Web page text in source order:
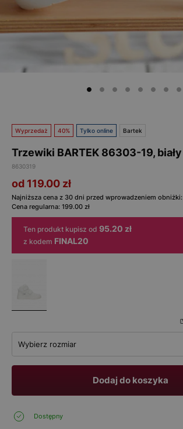
Wyprzedaż 40% Tylko online Bartek
Trzewiki BARTEK 86303-19, biały
8630319
od 119.00 zł
Najniższa cena z 30 dni przed wprowadzeniem obniżki:
Cena regularna: 199.00 zł
Ten produkt kupisz od 95.20 zł
z kodem FINAL20
Wybierz rozmiar
Dodaj do koszyka
Dostępny